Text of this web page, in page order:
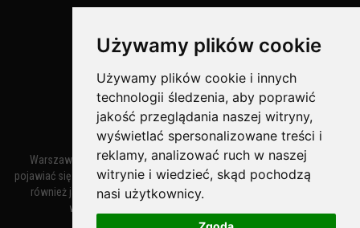
Używamy plików cookie
Używamy plików cookie i innych
technologii śledzenia, aby poprawić
jakość przeglądania naszej witryny,
wyświetlać spersonalizowane treści i
reklamy, analizować ruch w naszej
witrynie i wiedzieć, skąd pochodzą
nasi użytkownicy.
Bezpieczne Płatności obsługuje:
Warszawa – miasto stołeczne Warszawa. Nazwa miasta zaczęła
pojawiać się w dokumentach w XIV wieku jako Warszewa, a od XV wieku
również jako Warszowa. Zmiana nazwy na Warszawa w XV wieku
wynikała z mazowieckiej wymowy dialektycznej.